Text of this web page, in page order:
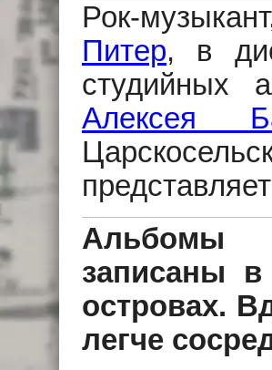
Рок-
Питер, в
студийных
Алексея
Альбомы
записаны
островах.
легче